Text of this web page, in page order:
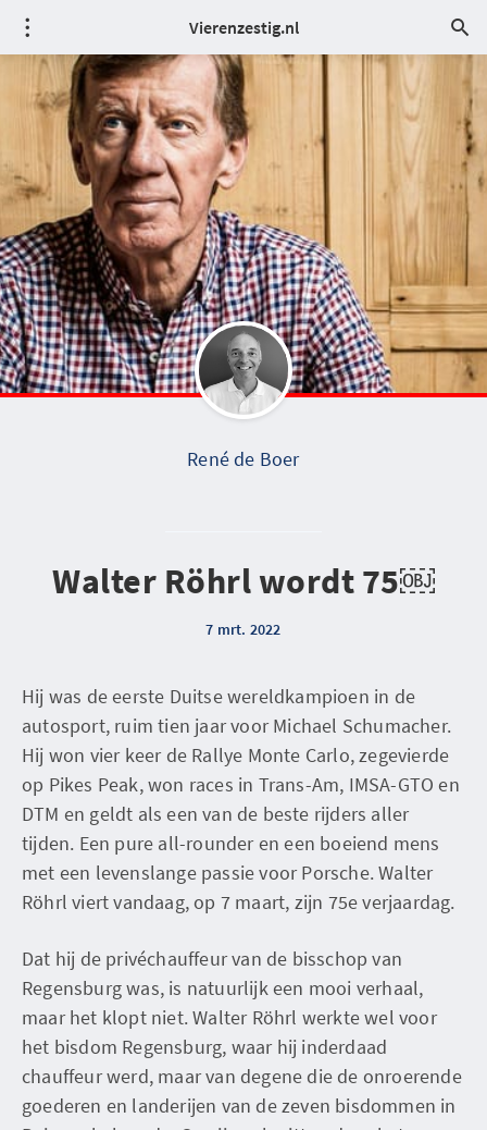
Vierenzestig.nl
René de Boer
Walter Röhrl wordt 75￼
7 mrt. 2022
Hij was de eerste Duitse wereldkampioen in de
autosport, ruim tien jaar voor Michael Schumacher.
Hij won vier keer de Rallye Monte Carlo, zegevierde
op Pikes Peak, won races in Trans-Am, IMSA-GTO en
DTM en geldt als een van de beste rijders aller
tijden. Een pure all-rounder en een boeiend mens
met een levenslange passie voor Porsche. Walter
Röhrl viert vandaag, op 7 maart, zijn 75e verjaardag.
Dat hij de privéchauffeur van de bisschop van
Regensburg was, is natuurlijk een mooi verhaal,
maar het klopt niet. Walter Röhrl werkte wel voor
het bisdom Regensburg, waar hij inderdaad
chauffeur werd, maar van degene die de onroerende
goederen en landerijen van de zeven bisdommen in